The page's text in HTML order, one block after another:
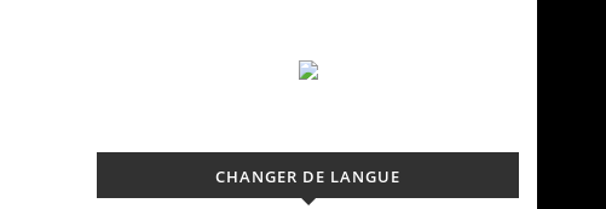
CHANGER DE LANGUE